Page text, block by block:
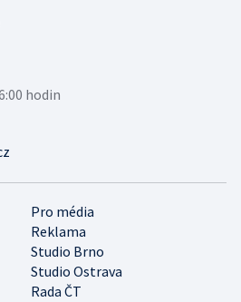
Pro média
Reklama
Studio Brno
Studio Ostrava
Rada ČT
hodin